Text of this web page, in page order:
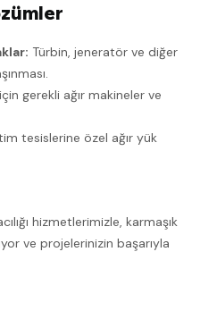
Türbin, jeneratör ve diğer
gerekli ağır makineler ve
tesislerine özel ağır yük
hizmetlerimizle, karmaşık
ve projelerinizin başarıyla